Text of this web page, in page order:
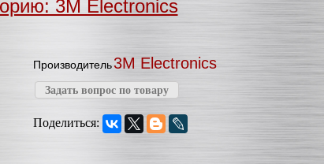
3M Electronics
Производитель3M Electronics
Задать вопрос по товару
Поделиться: